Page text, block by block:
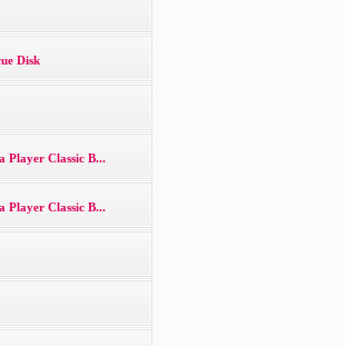
Disk
Player Classic B...
Player Classic B...